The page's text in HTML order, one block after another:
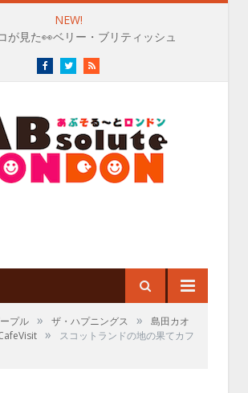
NEW!
が見た👀ベリー・ブリティッシュ
FacebookTwitterRSS
プル » ザ・ハプニングス »
島田カオ
»
スコットランドの地の果てカフ